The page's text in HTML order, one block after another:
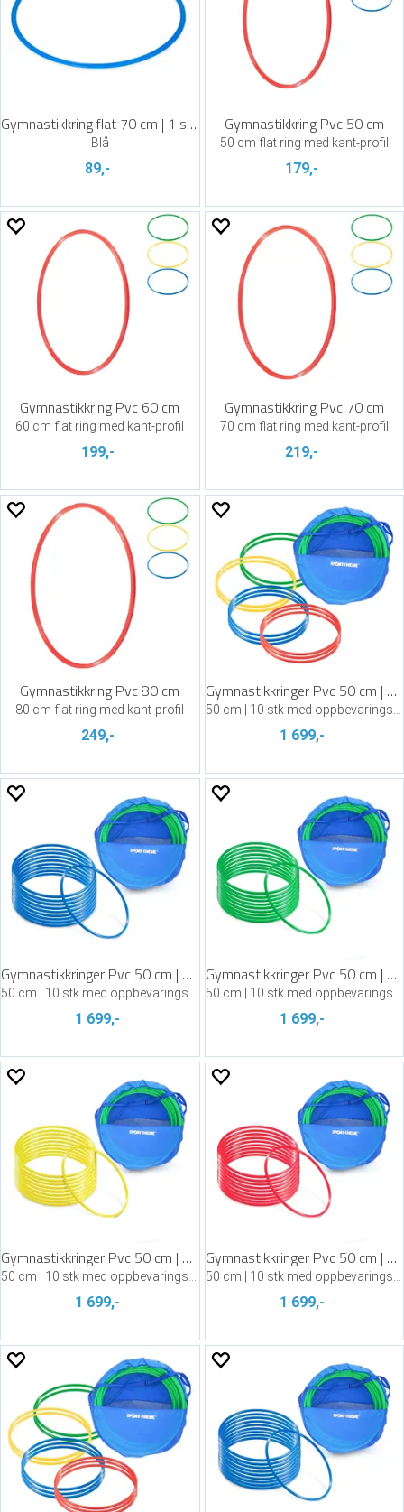
Gymnastikkring flat 70 cm | 1 stk.
Blå
89,-
Gymnastikkring Pvc 50 cm
50 cm flat ring med kant-profil
179,-
Gymnastikkring Pvc 60 cm
60 cm flat ring med kant-profil
199,-
Gymnastikkring Pvc 70 cm
70 cm flat ring med kant-profil
219,-
Gymnastikkring Pvc 80 cm
80 cm flat ring med kant-profil
249,-
Gymnastikkringer Pvc 50 cm | Assortert
50 cm | 10 stk med oppbevaringsbag
1 699,-
Gymnastikkringer Pvc 50 cm | Blå
50 cm | 10 stk med oppbevaringsbag
1 699,-
Gymnastikkringer Pvc 50 cm | Grønn
50 cm | 10 stk med oppbevaringsbag
1 699,-
Gymnastikkringer Pvc 50 cm | Gul
50 cm | 10 stk med oppbevaringsbag
1 699,-
Gymnastikkringer Pvc 50 cm | Rød
50 cm | 10 stk med oppbevaringsbag
1 699,-